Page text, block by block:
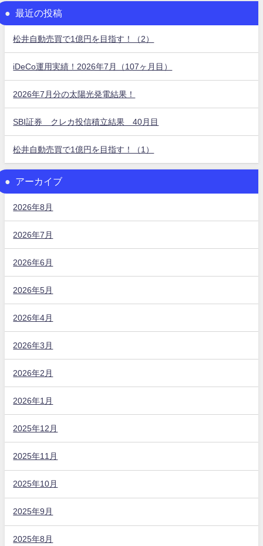
最近の投稿
松井自動売買で1億円を目指す！（2）
iDeCo運用実績！2026年7月（107ヶ月目）
2026年7月分の太陽光発電結果！
SBI証券 クレカ投信積立結果 40月目
松井自動売買で1億円を目指す！（1）
アーカイブ
2026年8月
2026年7月
2026年6月
2026年5月
2026年4月
2026年3月
2026年2月
2026年1月
2025年12月
2025年11月
2025年10月
2025年9月
2025年8月